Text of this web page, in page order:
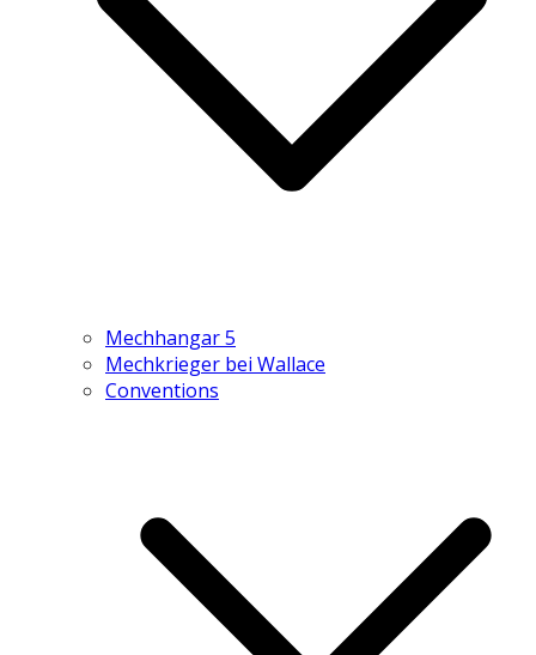
Mechhangar 5
Mechkrieger bei Wallace
Conventions